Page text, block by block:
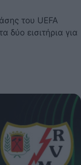
του UEFA
δύο εισιτήρια για